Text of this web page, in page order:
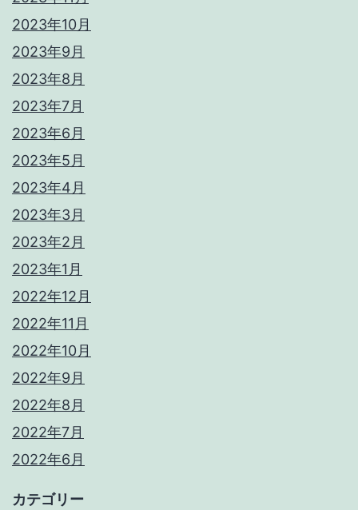
2023年10月
2023年9月
2023年8月
2023年7月
2023年6月
2023年5月
2023年4月
2023年3月
2023年2月
2023年1月
2022年12月
2022年11月
2022年10月
2022年9月
2022年8月
2022年7月
2022年6月
カテゴリー